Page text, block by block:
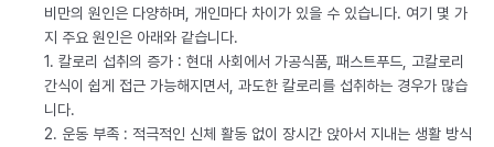
비만의 원인은 다양하며, 개인마다 차이가 있을 수 있습니다. 여기 몇 가
지 주요 원인은 아래와 같습니다.
1. 칼로리 섭취의 증가 : 현대 사회에서 가공식품, 패스트푸드, 고칼로리
간식이 쉽게 접근 가능해지면서, 과도한 칼로리를 섭취하는 경우가 많습
니다.
2. 운동 부족 : 적극적인 신체 활동 없이 장시간 앉아서 지내는 생활 방식